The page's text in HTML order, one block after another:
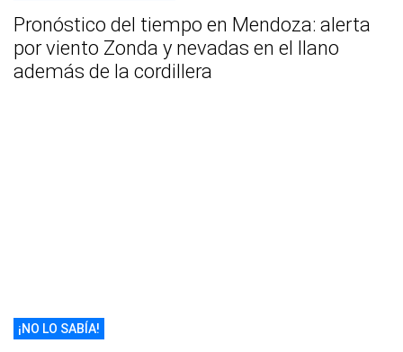
Pronóstico del tiempo en Mendoza: alerta
por viento Zonda y nevadas en el llano
además de la cordillera
¡NO LO SABÍA!